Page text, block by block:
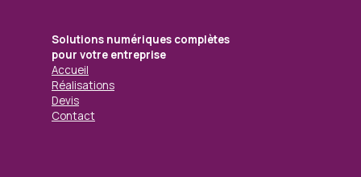
Solutions numériques complètes
pour votre entreprise
Accueil
Réalisations
Devis
Contact